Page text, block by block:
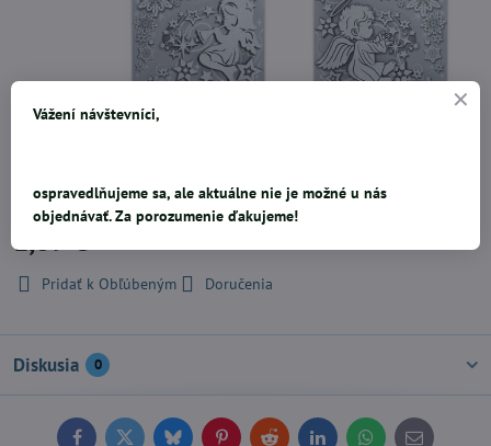
1,89 €
Pridať k Obľúbeným Doručenia
Diskusia 0
Vážení návštevníci,
ospravedlňujeme sa, ale aktuálne nie je možné u nás
objednávať. Za porozumenie ďakujeme!